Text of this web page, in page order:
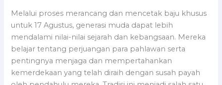
Melalui proses merancang dan mencetak baju khusus
untuk 17 Agustus, generasi muda dapat lebih
mendalami nilai-nilai sejarah dan kebangsaan. Mereka
belajar tentang perjuangan para pahlawan serta
pentingnya menjaga dan mempertahankan
kemerdekaan yang telah diraih dengan susah payah